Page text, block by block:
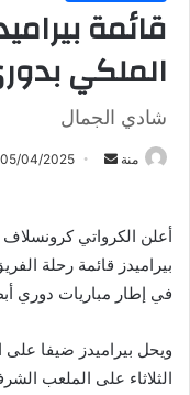
قائمة
الملكي
شادي الجمال
منة
أرسل 05/04/2025
أعلن الكرواتي
بيراميدز قائمة رحلة
في إطار مباريات دوري
ويحل بيراميدز ضيفا
الثلاثاء على الملعب